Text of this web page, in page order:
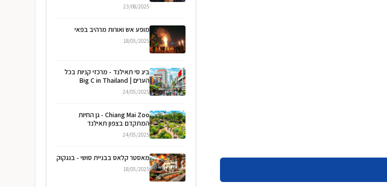
23/08/2025
מופע אש ואורות מרהיב בפאי
18/05/2025
ביג סי תאילנד - מרכזי קניות בכל
הערים | Big C in Thailand
24/05/2025
Chiang Mai Zoo - גן החיות
המתקדם בצפון תאילנד
24/05/2025
מאסטר קלאס בבניית סושי - בנגקוק
18/05/2025